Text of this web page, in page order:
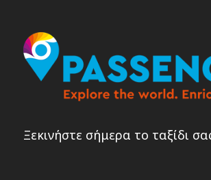
Ξεκινήστε σήμερα το ταξίδι